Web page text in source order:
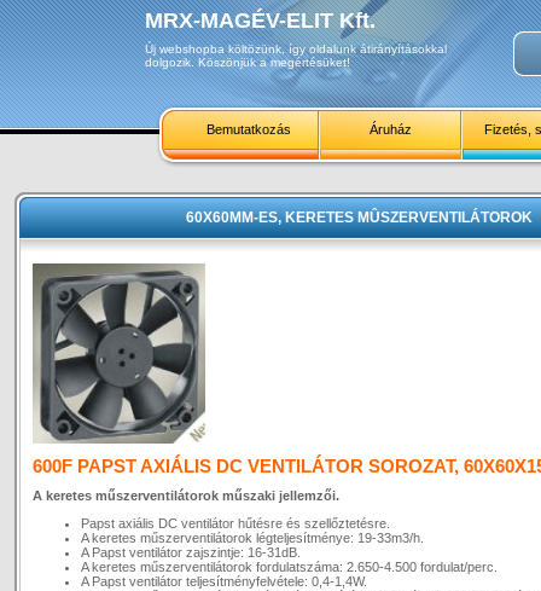
MRX-MAGÉV-ELIT Kft.
Új webshopba költözünk, így oldalunk átirányításokkal
dolgozik. Köszönjük a megértésüket!
Bemutatkozás Áruház Fizetés,
60X60MM-ES, KERETES MÛSZERVENTILÁTOROK
600F PAPST AXIÁLIS DC VENTILÁTOR SOROZAT,
A keretes műszerventilátorok műszaki jellemzői.
Papst axiális DC ventilátor hűtésre és szellőztetésre.
A keretes műszerventilátorok légteljesítménye: 19-33m3/h.
A Papst ventilátor zajszintje: 16-31dB.
A keretes műszerventilátorok fordulatszáma: 2.650-4.500 fordulat/perc.
A Papst ventilátor teljesítményfelvétele: 0,4-1,4W.